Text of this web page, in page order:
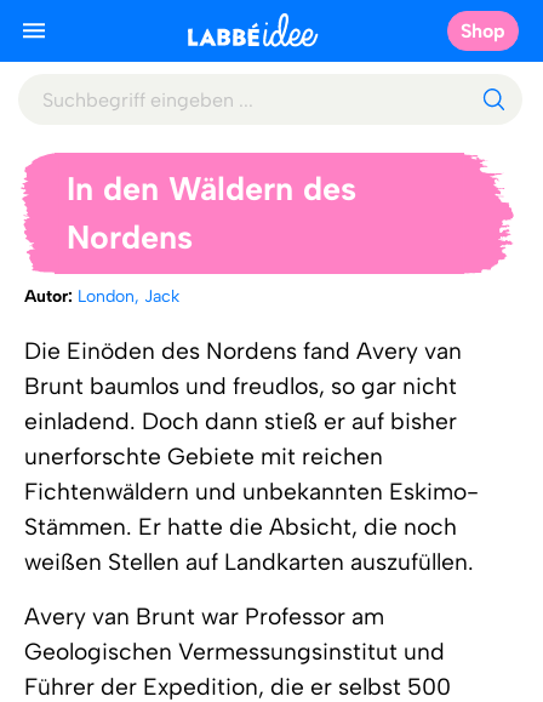
Shop
In den Wäldern des
Nordens
Autor: London, Jack
Die Einöden des Nordens fand Avery van
Brunt baumlos und freudlos, so gar nicht
einladend. Doch dann stieß er auf bisher
unerforschte Gebiete mit reichen
Fichtenwäldern und unbekannten Eskimo-
Stämmen. Er hatte die Absicht, die noch
weißen Stellen auf Landkarten auszufüllen.
Avery van Brunt war Professor am
Geologischen Vermessungsinstitut und
Führer der Expedition, die er selbst 500